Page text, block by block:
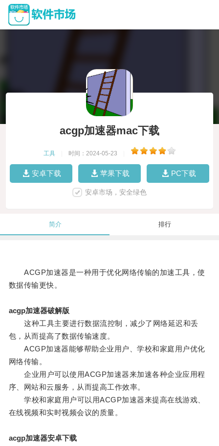
acgp加速器mac下载
工具 时间：2024-05-23
安卓下载 苹果下载 PC下载
安卓市场，安全绿色
简介 排行
ACGP加速器是一种用于优化网络传输的加速工具，使
数据传输更快。
acgp加速器破解版
这种工具主要进行数据流控制，减少了网络延迟和丢
包，从而提高了数据传输速度。
ACGP加速器能够帮助企业用户、学校和家庭用户优化
网络传输。
企业用户可以使用ACGP加速器来加速各种企业应用程
序、网站和云服务，从而提高工作效率。
学校和家庭用户可以用ACGP加速器来提高在线游戏、
在线视频和实时视频会议的质量。
acgp加速器安卓下载